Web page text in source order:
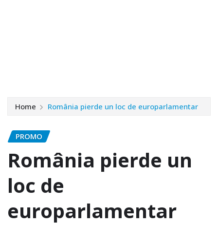
Home România pierde un loc de europarlamentar
PROMO
România pierde un
loc de
europarlamentar